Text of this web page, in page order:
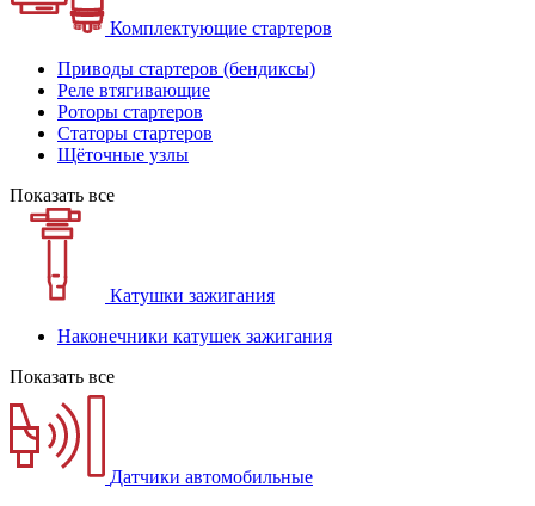
Комплектующие стартеров
Приводы стартеров (бендиксы)
Реле втягивающие
Роторы стартеров
Статоры стартеров
Щёточные узлы
Показать все
Катушки зажигания
Наконечники катушек зажигания
Показать все
Датчики автомобильные